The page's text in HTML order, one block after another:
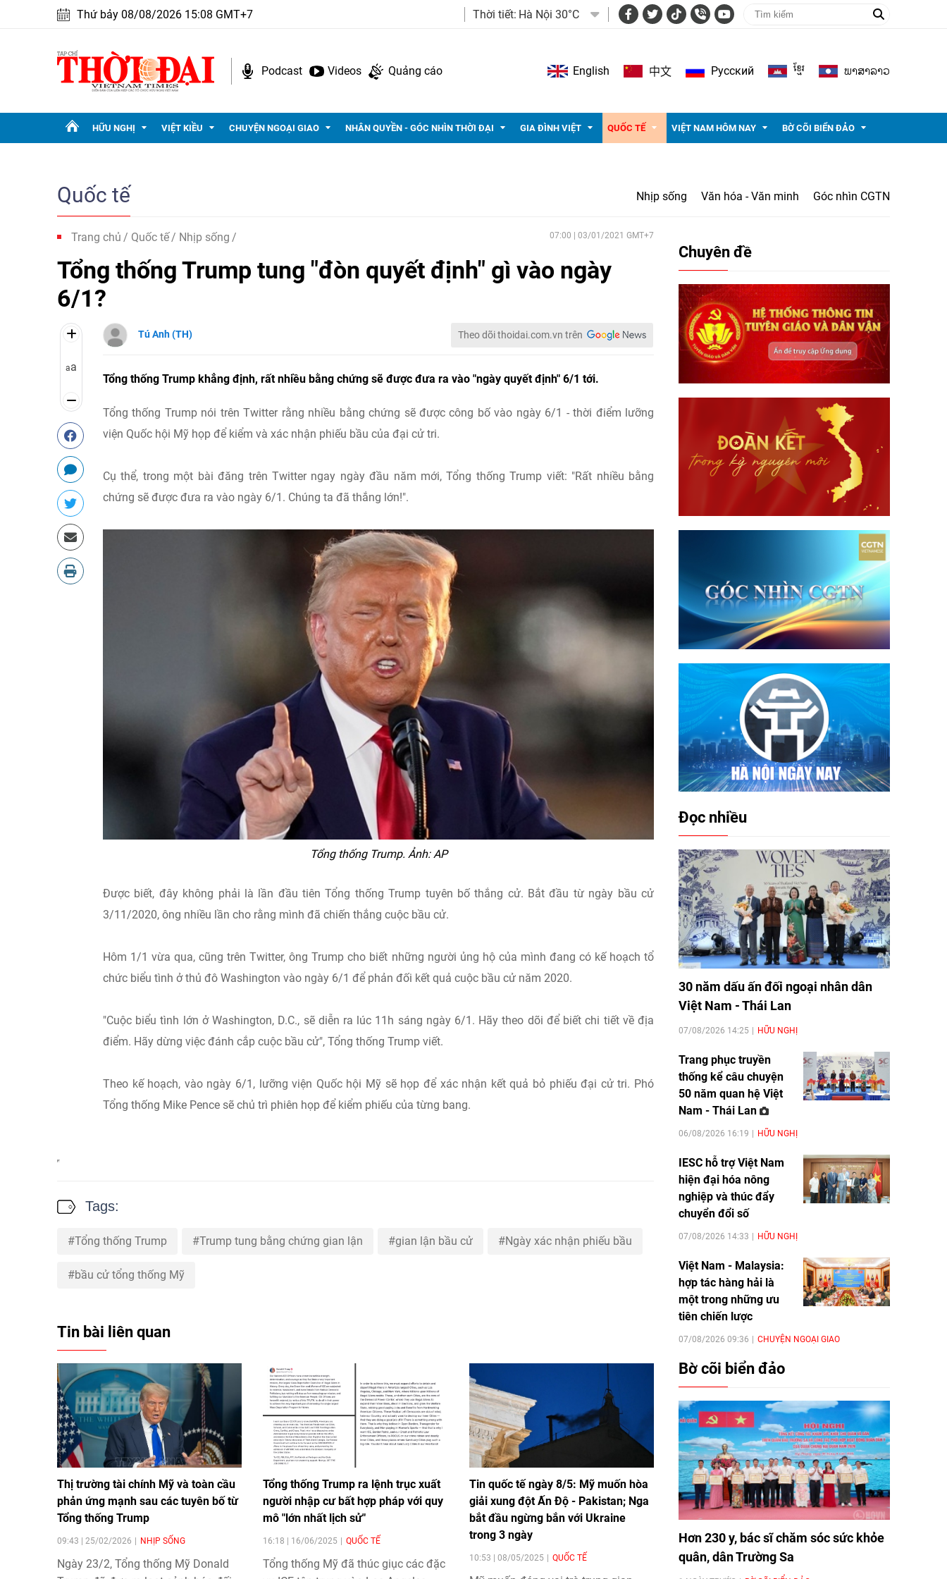
Thứ bảy 08/08/2026 15:08 GMT+7 Thời tiết: Hà Nội 30°C
Podcast Videos Quảng cáo English 中文 Pусский ខ្មែរ ພາ​ສາ​ລາວ
HỮU NGHỊ VIỆT KIỀU CHUYỆN NGOẠI GIAO NHÂN QUYỀN - GÓC NHÌN THỜI ĐẠI GIA ĐÌNH VIỆT QUỐC TẾ VIỆT NAM HÔM NAY BỜ CÕI BIỂN ĐẢO
Quốc tế Nhịp sống Văn hóa - Văn minh Góc nhìn CGTN
Trang chủ Quốc tế Nhịp sống 07:00 | 03/01/2021 GMT+7
Tổng thống Trump tung "đòn quyết định" gì vào ngày
6/1?
aa
Tú Anh (TH) Theo dõi thoidai.com.vn trên
Tổng thống Trump khẳng định, rất nhiều bằng chứng sẽ được đưa ra vào "ngày quyết định" 6/1 tới.
Tổng thống Trump nói trên Twitter rằng nhiều bằng chứng sẽ được công bố vào ngày 6/1 - thời điểm lưỡng
viện Quốc hội Mỹ họp để kiểm và xác nhận phiếu bầu của đại cử tri.
Cụ thể, trong một bài đăng trên Twitter ngay ngày đầu năm mới, Tổng thống Trump viết: "Rất nhiều bằng
chứng sẽ được đưa ra vào ngày 6/1. Chúng ta đã thắng lớn!".
Tổng thống Trump. Ảnh: AP
Được biết, đây không phải là lần đầu tiên Tổng thống Trump tuyên bố thắng cử. Bắt đầu từ ngày bầu cử
3/11/2020, ông nhiều lần cho rằng mình đã chiến thắng cuộc bầu cử.
Hôm 1/1 vừa qua, cũng trên Twitter, ông Trump cho biết những người ủng hộ của mình đang có kế hoạch tổ
chức biểu tình ở thủ đô Washington vào ngày 6/1 để phản đối kết quả cuộc bầu cử năm 2020.
"Cuộc biểu tình lớn ở Washington, D.C., sẽ diễn ra lúc 11h sáng ngày 6/1. Hãy theo dõi để biết chi tiết về địa
điểm. Hãy dừng việc đánh cắp cuộc bầu cử", Tổng thống Trump viết.
Theo kế hoạch, vào ngày 6/1, lưỡng viện Quốc hội Mỹ sẽ họp để xác nhận kết quả bỏ phiếu đại cử tri. Phó
Tổng thống Mike Pence sẽ chủ trì phiên họp để kiểm phiếu của từng bang.
Tags:
Tổng thống Trump Trump tung bằng chứng gian lận gian lận bầu cử Ngày xác nhận phiếu bầu
bầu cử tổng thống Mỹ
Tin bài liên quan
Thị trường tài chính Mỹ và toàn cầu
phản ứng mạnh sau các tuyên bố từ
Tổng thống Trump
09:43 | 25/02/2026 NHỊP SỐNG
Ngày 23/2, Tổng thống Mỹ Donald
Tổng thống Trump ra lệnh trục xuất
người nhập cư bất hợp pháp với quy
mô "lớn nhất lịch sử"
16:18 | 16/06/2025 QUỐC TẾ
Tổng thống Mỹ đã thúc giục các đặc
Tin quốc tế ngày 8/5: Mỹ muốn hòa
giải xung đột Ấn Độ - Pakistan; Nga
bắt đầu ngừng bắn với Ukraine
trong 3 ngày
10:53 | 08/05/2025 QUỐC TẾ
Chuyên đề
Đọc nhiều
30 năm dấu ấn đối ngoại nhân dân
Việt Nam - Thái Lan
07/08/2026 14:25 HỮU NGHỊ
Trang phục truyền
thống kể câu chuyện
50 năm quan hệ Việt
Nam - Thái Lan
06/08/2026 16:19 HỮU NGHỊ
IESC hỗ trợ Việt Nam
hiện đại hóa nông
nghiệp và thúc đẩy
chuyển đổi số
07/08/2026 14:33 HỮU NGHỊ
Việt Nam - Malaysia:
hợp tác hàng hải là
một trong những ưu
tiên chiến lược
07/08/2026 09:36 CHUYỆN NGOẠI GIAO
Bờ cõi biển đảo
Hơn 230 y, bác sĩ chăm sóc sức khỏe
quân, dân Trường Sa